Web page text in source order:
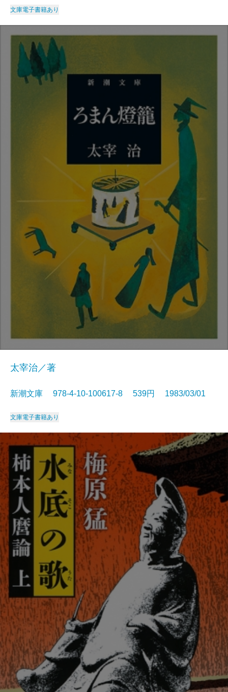
文庫電子書籍あり
太宰治／著
新潮文庫 978-4-10-100617-8 539円 1983/03/01
文庫電子書籍あり